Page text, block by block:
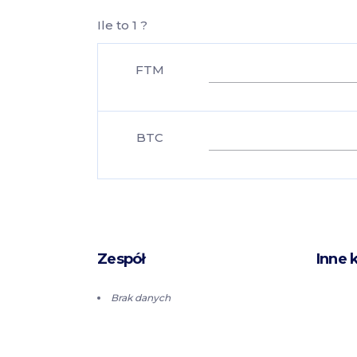
Ile to 1 ?
FTM
BTC
Zespół
Brak danych
Inne